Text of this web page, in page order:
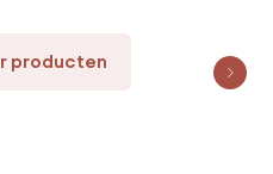
producten